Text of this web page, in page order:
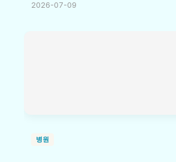
2026-07-09
병원